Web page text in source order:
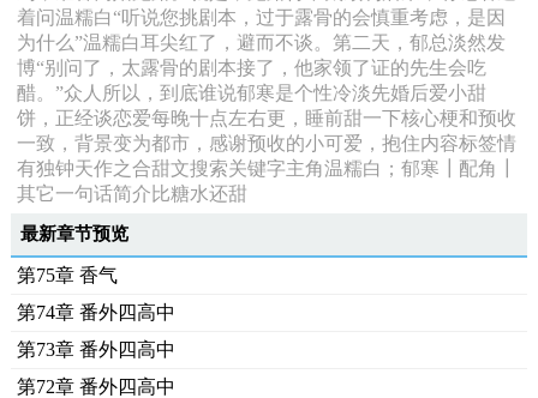
着问温糯白“听说您挑剧本，过于露骨的会慎重考虑，是因
为什么”温糯白耳尖红了，避而不谈。第二天，郁总淡然发
博“别问了，太露骨的剧本接了，他家领了证的先生会吃
醋。”众人所以，到底谁说郁寒是个性冷淡先婚后爱小甜
饼，正经谈恋爱每晚十点左右更，睡前甜一下核心梗和预收
一致，背景变为都市，感谢预收的小可爱，抱住内容标签情
有独钟天作之合甜文搜索关键字主角温糯白；郁寒┃配角┃
其它一句话简介比糖水还甜
最新章节预览
第75章 香气
第74章 番外四高中
第73章 番外四高中
第72章 番外四高中